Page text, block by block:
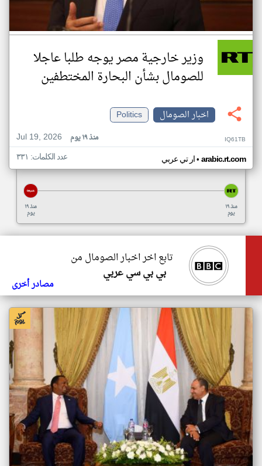
وزير خارجية مصر يوجه طلبا عاجلا
للصومال بشأن البحارة المختطفين
اخبار الصومال
Politics
Jul 19, 2026
منذ ١٩ يوم IQ61TB
ار تي عربي• arabic.rt.com عدد الكلمات: ٣٣١
منذ ١٩
يوم
منذ ١٩
يوم
تابع اخر اخبار الصومال من
بي بي سي عربي
مصادر أخرى